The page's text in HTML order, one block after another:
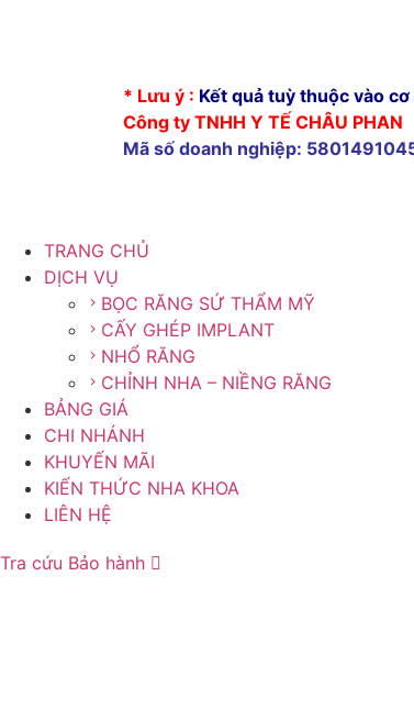
* Lưu ý : Kết quả tuỳ thuộc vào
Công ty TNHH Y TẾ CHÂU PHAN
Mã số doanh nghiệp:
TRANG CHỦ
DỊCH VỤ
BỌC RĂNG SỨ THẨM MỸ
CẤY GHÉP IMPLANT
NHỔ RĂNG
CHỈNH NHA – NIỀNG RĂNG
BẢNG GIÁ
CHI NHÁNH
KHUYẾN MÃI
KIẾN THỨC NHA KHOA
LIÊN HỆ
Tra cứu Bảo hành